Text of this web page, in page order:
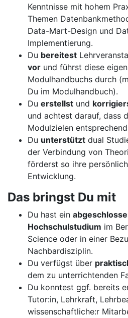
Kenntnisse mit hohem
Themen
Data-Mart-Design und
Implementierung.
Du bereitest
vor und führst diese
Modulhandbuchs durch
Du im Modulhandbuch).
Du erstellst und
und achtest darauf, dass
Modulzielen
Du unterstützt dual
der Verbindung von
förderst so ihre
Entwicklung.
Das bringst Du mit
Du hast ein
Hochschulstudium im
Science oder in einer
Nachbardisziplin.
Du verfügst über
dem zu unterrichtenden
Du konntest ggf. bereits
Tutor:in, Lehrkraft,
wissenschaftliche:r